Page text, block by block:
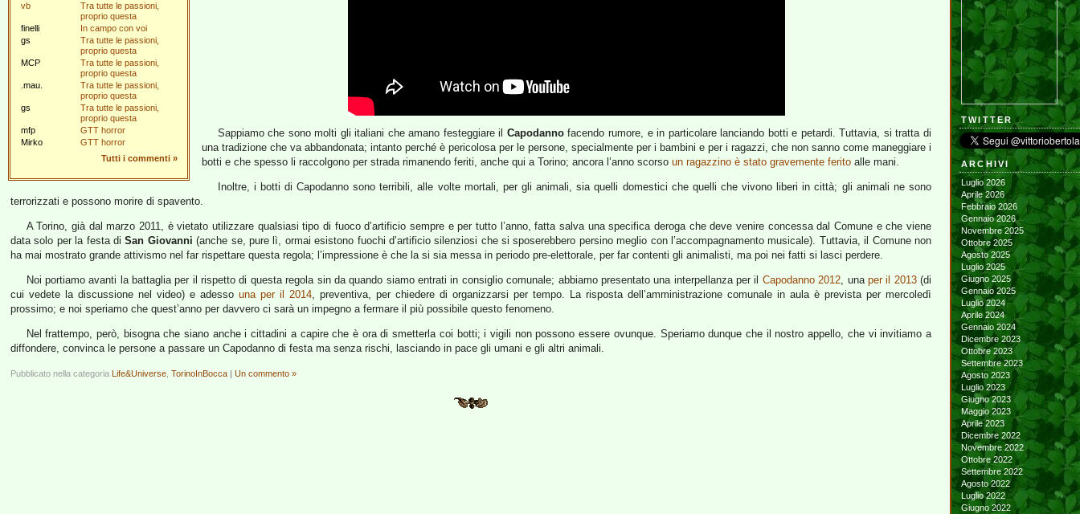
vb
Tra tutte le passioni,
proprio questa
finelli
In campo con voi
gs
Tra tutte le passioni,
proprio questa
MCP
Tra tutte le passioni,
proprio questa
.mau.
Tra tutte le passioni,
proprio questa
gs
Tra tutte le passioni,
proprio questa
mfp
GTT horror
Mirko
GTT horror
Tutti i commenti »
Sappiamo che sono molti gli italiani che amano festeggiare il Capodannofacendo rumore, e in particolare lanciando botti e petardi. Tuttavia, si tratta di
una tradizione che va abbandonata; intanto perché è pericolosa per le persone, specialmente per i bambini e per i ragazzi, che non sanno come maneggiare i
botti e che spesso li raccolgono per strada rimanendo feriti, anche qui a Torino; ancora l’anno scorso un ragazzino è stato gravemente ferito alle mani.
Inoltre, i botti di Capodanno sono terribili, alle volte mortali, per gli animali, sia quelli domestici che quelli che vivono liberi in città; gli animali ne sono
terrorizzati e possono morire di spavento.
A Torino, già dal marzo 2011, è vietato utilizzare qualsiasi tipo di fuoco d’artificio sempre e per tutto l’anno, fatta salva una specifica deroga che deve venire concessa dal Comune e che viene
data solo per la festa diSan Giovanni (anche se, pure lì, ormai esistono fuochi d’artificio silenziosi che si sposerebbero persino meglio con l’accompagnamento musicale). Tuttavia, il Comune non
ha mai mostrato grande attivismo nel far rispettare questa regola; l’impressione è che la si sia messa in periodo pre-elettorale, per far contenti gli animalisti, ma poi nei fatti si lasci perdere.
Noi portiamo avanti la battaglia per il rispetto di questa regola sin da quando siamo entrati in consiglio comunale; abbiamo presentato una interpellanza per il Capodanno 2012, una per il 2013(di
cui vedete la discussione nel video) e adesso una per il 2014, preventiva, per chiedere di organizzarsi per tempo. La risposta dell’amministrazione comunale in aula è prevista per mercoledì
prossimo; e noi speriamo che quest’anno per davvero ci sarà un impegno a fermare il più possibile questo fenomeno.
Nel frattempo, però, bisogna che siano anche i cittadini a capire che è ora di smetterla coi botti; i vigili non possono essere ovunque. Speriamo dunque che il nostro appello, che vi invitiamo a
diffondere, convinca le persone a passare un Capodanno di festa ma senza rischi, lasciando in pace gli umani e gli altri animali.
Pubblicato nella categoria Life&Universe TorinoInBocca | Un commento »
TWITTER
ARCHIVI
Luglio 2026
Aprile 2026
Febbraio 2026
Gennaio 2026
Novembre 2025
Ottobre 2025
Agosto 2025
Luglio 2025
Giugno 2025
Gennaio 2025
Luglio 2024
Aprile 2024
Gennaio 2024
Dicembre 2023
Ottobre 2023
Settembre 2023
Agosto 2023
Luglio 2023
Giugno 2023
Maggio 2023
Aprile 2023
Dicembre 2022
Novembre 2022
Ottobre 2022
Settembre 2022
Agosto 2022
Luglio 2022
Giugno 2022